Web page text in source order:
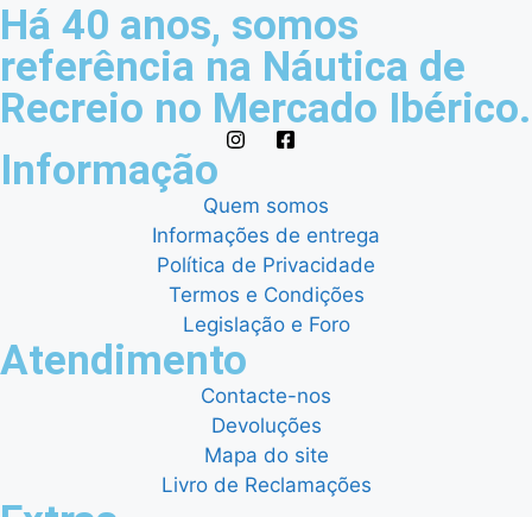
Há 40 anos, somos
referência na Náutica de
Recreio no Mercado Ibérico.
Informação
Quem somos
Informações de entrega
Política de Privacidade
Termos e Condições
Legislação e Foro
Atendimento
Contacte-nos
Devoluções
Mapa do site
Livro de Reclamações